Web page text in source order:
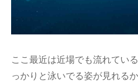
ここ最近は近場でも流れてい
っかりと泳いでる姿が見れる